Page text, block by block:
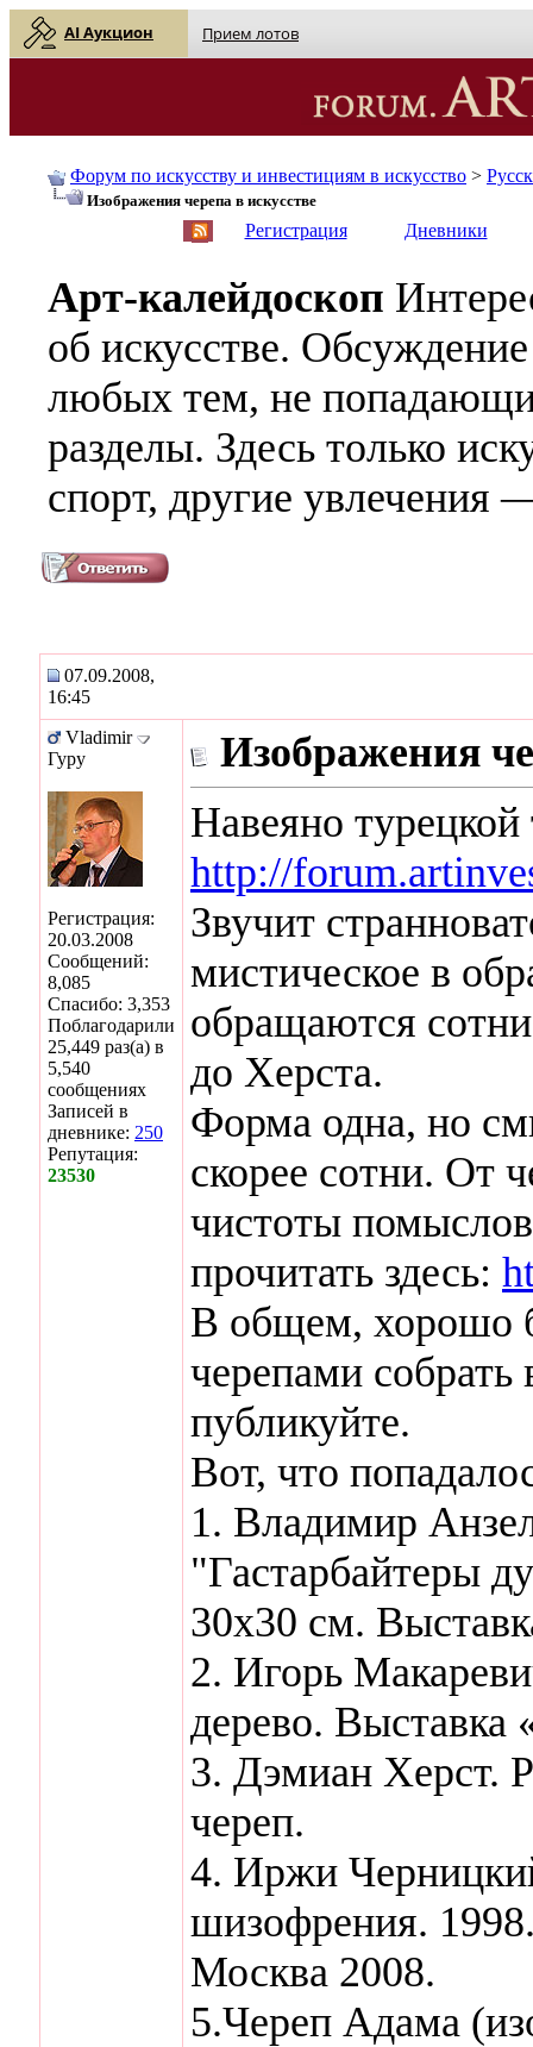
AI Аукцион Прием лотов
Форум по искусству и инвестициям в искусство >
Изображения черепа в искусстве
Регистрация Дневники
Арт-калейдоскоп
об искусстве.
любых тем, не
разделы. Здесь только
спорт, другие увлечения
07.09.2008,
16:45
Vladimir
Гуру
Регистрация:
20.03.2008
Сообщений:
8,085
Спасибо: 3,353
Поблагодарили
25,449 раз(а) в
5,540
сообщениях
Записей в
дневнике: 250
Репутация:
23530
Изображения
Навеяно
http://
Звучит
мистическое в
обращаются
до Херста.
Форма одна, но
скорее сотни. От
чистоты
прочитать здесь:
В общем, хорошо
черепами
публикуйте.
Вот, что
1. Владимир
"Гастарбайтеры
30х30 см.
2. Игорь
дерево. Выставка
3. Дэмиан Херст.
череп.
4. Иржи
шизофрения.
Москва 2008.
5.Череп Адама